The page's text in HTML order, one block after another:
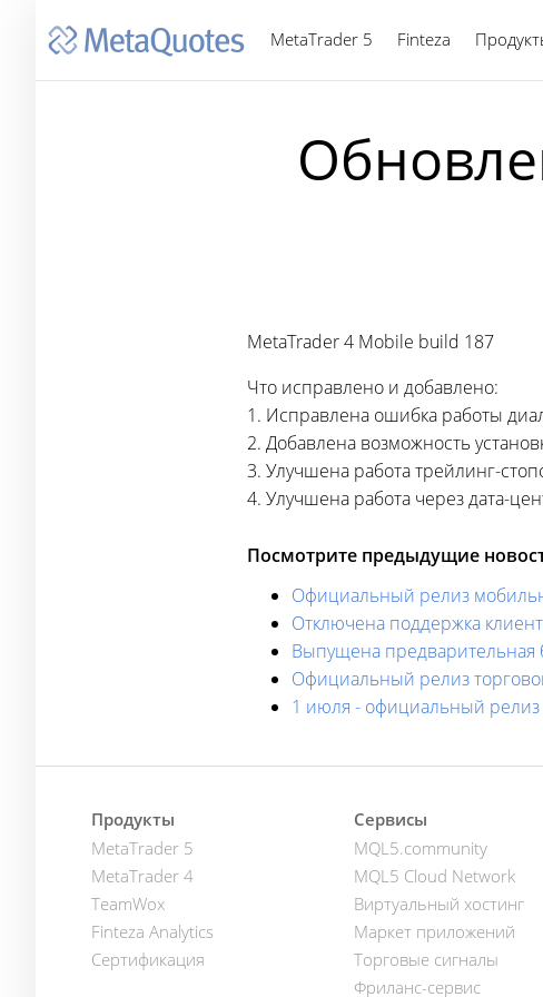
MetaTrader 5 Finteza
MetaTrader 4 Mobile build 187
Что исправлено и добавлено:
1. Исправлена ошибка работы
2. Добавлена возможность
3. Улучшена работатрейлинг-
4. Улучшена работа черездата-
Посмотрите предыдущие
Официальный релиз
Отключена поддержка
Выпущена предварительная
Официальный релиз
1 июля - официальный релиз
Продукты
MetaTrader 5
MetaTrader 4
TeamWox
Finteza Analytics
Сертификация
Сервисы
MQL5.community
MQL5 Cloud Network
Виртуальный хостинг
Маркет приложений
Торговые сигналы
Фриланс-сервис